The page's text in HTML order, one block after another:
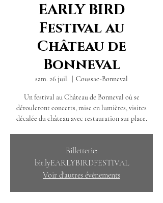
EARLY BIRD
Festival au
Château de
Bonneval
sam. 26 juil. Coussac-Bonneval
Un festival au Château de Bonneval où se
dérouleront concerts, mise en lumières, visites
décalée du château avec restauration sur place.
Billetterie:
bit.lyEARLYBIRDFESTIVAL
Voir d'autres événements